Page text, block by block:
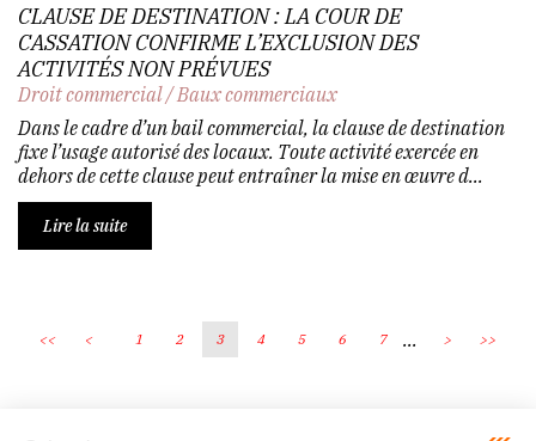
CLAUSE DE DESTINATION : LA COUR DE
CASSATION CONFIRME L’EXCLUSION DES
ACTIVITÉS NON PRÉVUES
Droit commercial/Baux commerciaux
Dans le cadre d’un bail commercial, la clause de destination
fixe l’usage autorisé des locaux. Toute activité exercée en
dehors de cette clause peut entraîner la mise en œuvre d...
Lire la suite
<< < 1 2 3 4 5 6 7 ... > >>